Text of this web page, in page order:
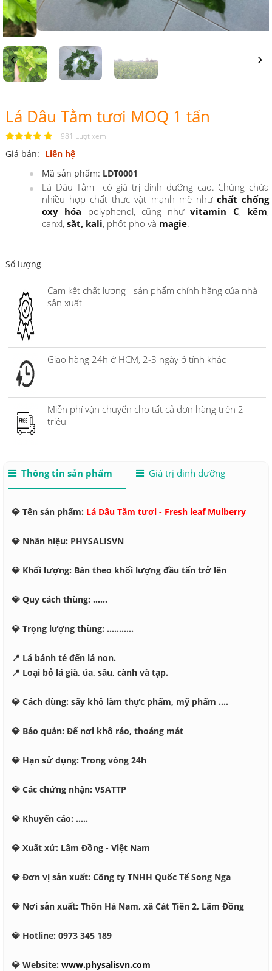
Previous
Lá Dâu Tằm tươi MOQ 1 tấn
981 Lượt xem
Giá bán: Liên hệ
Mã sản phẩm: LDT0001
Lá Dâu Tằm có giá trị dinh dưỡng cao. Chúng chứa
nhiều hợp chất thực vật mạnh mẽ như chất chống
oxy hóa polyphenol, cũng nhưvitamin C, kẽm,
canxi, sắt, kali, phốt pho và magie.
Số lượng
Cam kết chất lượng - sản phẩm chính hãng của nhà
sản xuất
Giao hàng 24h ở HCM, 2-3 ngày ở tỉnh khác
Miễn phí vận chuyển cho tất cả đơn hàng trên 2
triệu
Thông tin sản phẩm Giá trị dinh dưỡng
💎 Tên sản phẩm: Lá Dâu Tằm tươi - Fresh leaf Mulberry
💎 Nhãn hiệu: PHYSALISVN
💎 Khối lượng: Bán theo khối lượng đầu tấn trở lên
💎 Quy cách thùng: ......
💎 Trọng lượng thùng: ...........
📍 Lá bánh tẻ đến lá non.
📍 Loại bỏ lá già, úa, sâu, cành và tạp.
💎 Cách dùng: sấy khô làm thực phẩm, mỹ phẩm ....
💎 Bảo quản: Để nơi khô ráo, thoáng mát
💎 Hạn sử dụng: Trong vòng 24h
💎 Các chứng nhận: VSATTP
💎 Khuyến cáo: .....
💎 Xuất xứ: Lâm Đồng - Việt Nam
💎 Đơn vị sản xuất: Công ty TNHH Quốc Tế Song Nga
💎 Nơi sản xuất: Thôn Hà Nam, xã Cát Tiên 2, Lâm Đồng
💎 Hotline: 0973 345 189
💎 Website: www.physalisvn.com